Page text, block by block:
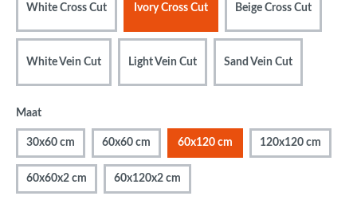
White Cross Cut Ivory Cross Cut Beige Cross Cut
White Vein Cut Light Vein Cut Sand Vein Cut
Maat
30x60 cm 60x60 cm 60x120 cm 120x120 cm
60x60x2 cm 60x120x2 cm